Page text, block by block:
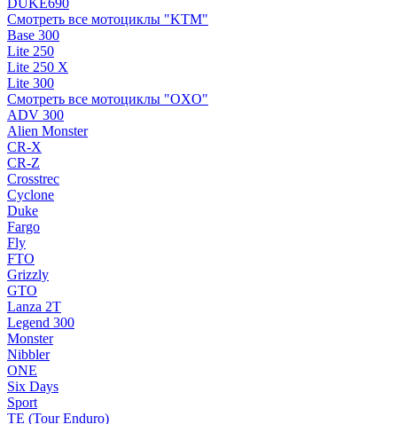
DUKE690
Смотреть все мотоциклы "KTM"
Base 300
Lite 250
Lite 250 X
Lite 300
Смотреть все мотоциклы "OXO"
ADV 300
Alien Monster
CR-X
CR-Z
Crosstrec
Cyclone
Duke
Fargo
Fly
FTO
Grizzly
GTO
Lanza 2T
Legend 300
Monster
Nibbler
ONE
Six Days
Sport
TE (Tour Enduro)